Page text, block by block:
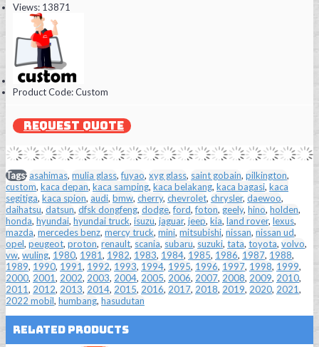
Views: 13871
Product Code:Custom
REQUEST QUOTE
Tags:asahimas, mulia glass,fuyao, xyg glass, saint gobain, pilkington,
custom, kaca depan, kaca samping, kaca belakang, kaca bagasi, kaca
segitiga, kaca spion, audi, bmw, cherry, chevrolet, chrysler, daewoo,
daihatsu, datsun, dfsk dongfeng, dodge,ford,foton, geely, hino, holden,
honda, hyundai, hyundai truck, isuzu, jaguar, jeep, kia, land rover, lexus,
mazda, mercedes benz, mercy truck, mini, mitsubishi, nissan, nissan ud,
opel, peugeot, proton, renault, scania, subaru, suzuki, tata, toyota, volvo,
vw, wuling, 1980, 1981, 1982, 1983, 1984, 1985, 1986, 1987, 1988,
1989, 1990, 1991, 1992, 1993, 1994, 1995, 1996, 1997, 1998, 1999,
2000, 2001, 2002, 2003, 2004, 2005, 2006, 2007, 2008, 2009, 2010,
2011, 2012, 2013, 2014, 2015, 2016, 2017, 2018, 2019, 2020, 2021,
2022 mobil, humbang, hasudutan
Related Products